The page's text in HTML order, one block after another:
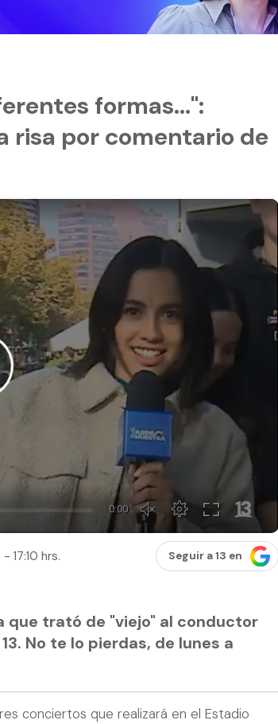
formas...":
risa por comentario de
17:10 hrs. Seguir a 13 en
que trató de "viejo" al conductor
No te lo pierdas, de lunes a
conciertos que realizará en el Estadio